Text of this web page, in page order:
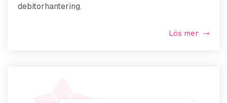
debitorhantering.
Läs mer